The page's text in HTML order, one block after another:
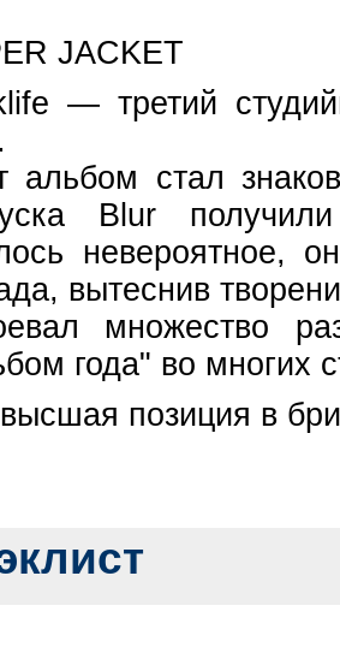
JACKET
— третий
альбом стал
Blur
невероятное,
вытеснив
множество
года" во многих
позиция в